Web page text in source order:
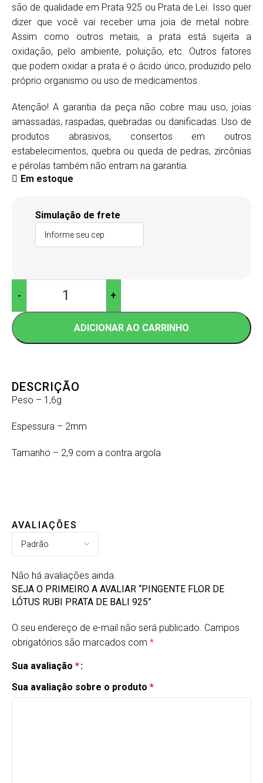
são de qualidade em Prata 925 ou Prata de Lei. Isso quer
dizer que você vai receber uma joia de metal nobre.
Assim como outros metais, a prata está sujeita a
oxidação, pelo ambiente, poluição, etc. Outros fatores
que podem oxidar a prata é o ácido úrico, produzido pelo
próprio organismo ou uso de medicamentos.
Atenção! A garantia da peça não cobre mau uso, joias
amassadas, raspadas, quebradas ou danificadas. Uso de
produtos abrasivos, consertos em outros
estabelecimentos, quebra ou queda de pedras, zircônias
e pérolas também não entram na garantia.
Em estoque
Simulação de frete
- +
ADICIONAR AO CARRINHO
DESCRIÇÃO
Peso – 1,6g
Espessura – 2mm
Tamanho – 2,9 com a contra argola
AVALIAÇÕES
Não há avaliações ainda.
SEJA O PRIMEIRO A AVALIAR “PINGENTE FLOR DE
LÓTUS RUBI PRATA DE BALI 925”
O seu endereço de e-mail não será publicado. Campos
obrigatórios são marcados com *
Sua avaliação *
Sua avaliação sobre o produto *